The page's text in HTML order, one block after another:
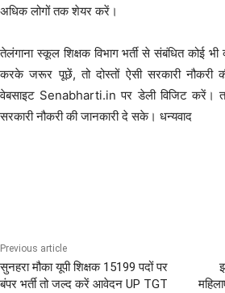
अधिक लोगों तक शेयर करें।
तेलंगाना स्कूल शिक्षक विभाग भर्ती से संबंधित कोई
करके जरूर पूछें, तो दोस्तों ऐसी सरकारी नौकरी
वेबसाइट Senabharti.in पर डेली विजिट करें।
सरकारी नौकरी की जानकारी दे सके। धन्यवाद
Previous article
सुनहरा मौका यूपी शिक्षक 15199 पदों पर
बंपर भर्ती तो जल्द करें आवेदन UP TGT